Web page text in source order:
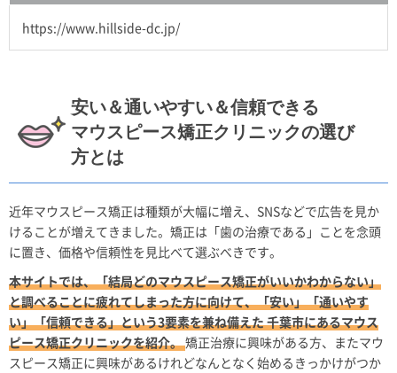
https://www.hillside-dc.jp/
安い＆通いやすい＆信頼できる
マウスピース矯正クリニックの選び
方とは
近年マウスピース矯正は種類が大幅に増え、SNSなどで広告を見か
けることが増えてきました。矯正は「歯の治療である」ことを念頭
に置き、価格や信頼性を見比べて選ぶべきです。
本サイトでは、「結局どのマウスピース矯正がいいかわからない」
と調べることに疲れてしまった方に向けて、「安い」「通いやす
い」「信頼できる」という3要素を兼ね備えた 千葉市にあるマウス
ピース矯正クリニックを紹介。矯正治療に興味がある方、またマウ
スピース矯正に興味があるけれどなんとなく始めるきっかけがつか